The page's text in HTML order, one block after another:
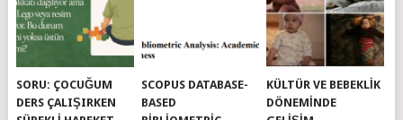
SORU: ÇOCUĞUM
DERS ÇALIŞIRKEN
SCOPUS DATABASE-
BASED
KÜLTÜR VE BEBEKLIK
DÖNEMINDE